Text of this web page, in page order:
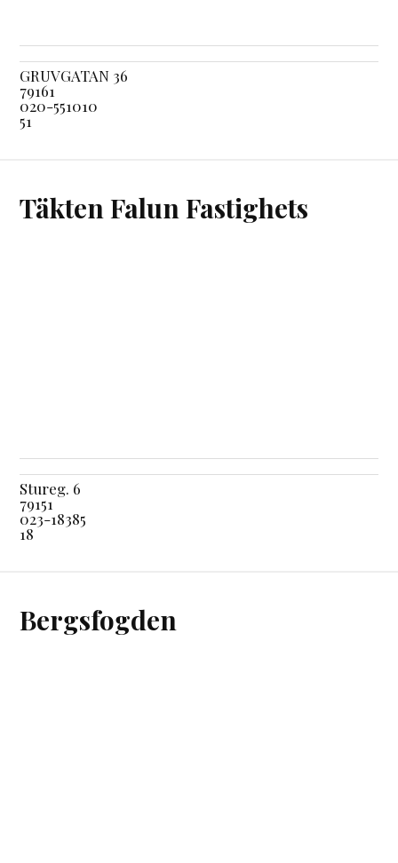
GRUVGATAN 36
79161
020-551010
51
Täkten Falun Fastighets
Stureg. 6
79151
023-18385
18
Bergsfogden